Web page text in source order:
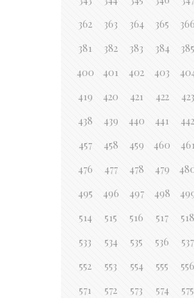
362
363 364 365 366
381
382 383 384 385
400
401 402 403
419
420 421 422 423
438
439 440 441 442
457
458 459 460 461
476
477 478 479
495
496 497 498
514
515 516 517 518
533
534 535 536 537
552
553 554 555 556
571
572 573 574 575